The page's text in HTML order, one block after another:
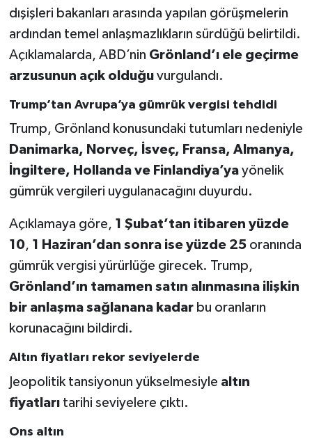
dışişleri bakanları arasında yapılan görüşmelerin
ardından temel anlaşmazlıkların sürdüğü belirtildi.
Açıklamalarda, ABD’nin Grönland’ı ele geçirme
arzusunun açık olduğuvurgulandı.
Trump’tan Avrupa’ya gümrük vergisi tehdidi
Trump, Grönland konusundaki tutumları nedeniyle
Danimarka, Norveç, İsveç, Fransa, Almanya,
İngiltere, Hollanda ve Finlandiya’yayönelik
gümrük vergileri uygulanacağını duyurdu.
Açıklamaya göre, 1 Şubat’tan itibaren yüzde
10, 1 Haziran’dan sonra ise yüzde 25oranında
gümrük vergisi yürürlüğe girecek. Trump,
Grönland’ın tamamen satın alınmasına ilişkin
bir anlaşma sağlanana kadarbu oranların
korunacağını bildirdi.
Altın fiyatları rekor seviyelerde
Jeopolitik tansiyonun yükselmesiyle altın
fiyatlarıtarihi seviyelere çıktı.
Ons altın